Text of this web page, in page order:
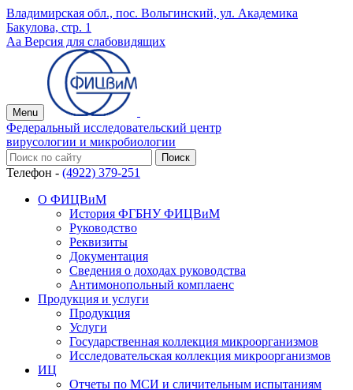
Владимирская обл., пос. Вольгинский, ул. Академика
Бакулова, стр. 1
Аа Версия для слабовидящих
Menu
Федеральный исследовательский центр
вирусологии и микробиологии
Телефон - (4922) 379-251
О ФИЦВиМ
История ФГБНУ ФИЦВиМ
Руководство
Реквизиты
Документация
Сведения о доходах руководства
Антимонопольный комплаенс
Продукция и услуги
Продукция
Услуги
Государственная коллекция микроорганизмов
Исследовательская коллекция микроорганизмов
ИЦ
Отчеты по МСИ и сличительным испытаниям